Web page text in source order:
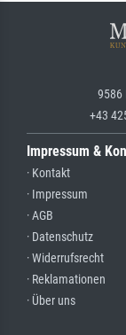
9586
+43
Impressum &
· Kontakt
· Impressum
· AGB
· Datenschutz
· Widerrufsrecht
· Reklamationen
· Über uns